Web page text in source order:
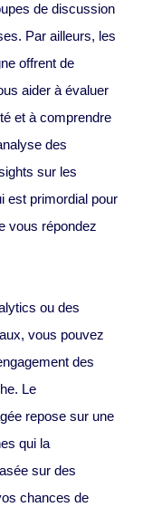
de discussion
Par ailleurs, les
offrent de
aider à évaluer
et à comprendre
des
sur les
est primordial pour
vous répondez
ou des
vous pouvez
des
Le
repose sur une
qui la
sur des
chances de